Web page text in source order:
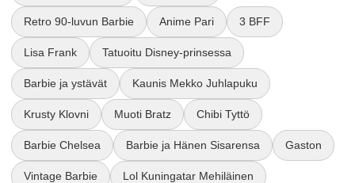
Retro 90-luvun Barbie Anime Pari 3 BFF
Lisa Frank Tatuoitu Disney-prinsessa
Barbie ja ystävät Kaunis Mekko Juhlapuku
Krusty Klovni Muoti Bratz Chibi Tyttö
Barbie Chelsea Barbie ja Hänen Sisarensa Gaston
Vintage Barbie Lol Kuningatar Mehiläinen